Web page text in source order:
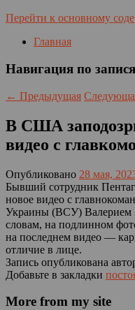
Перейти к основному
Главная
Навигация по
← Предыдущая
В США
видео с
Опубликовано 28 мая,
Бывший сотрудник
новое видео с
Украины (ВСУ) Валерием
словам, на подлинном
на последнем видео —
отличие в лице.
Запись опубликована
Добавьте в закладки
More from my site